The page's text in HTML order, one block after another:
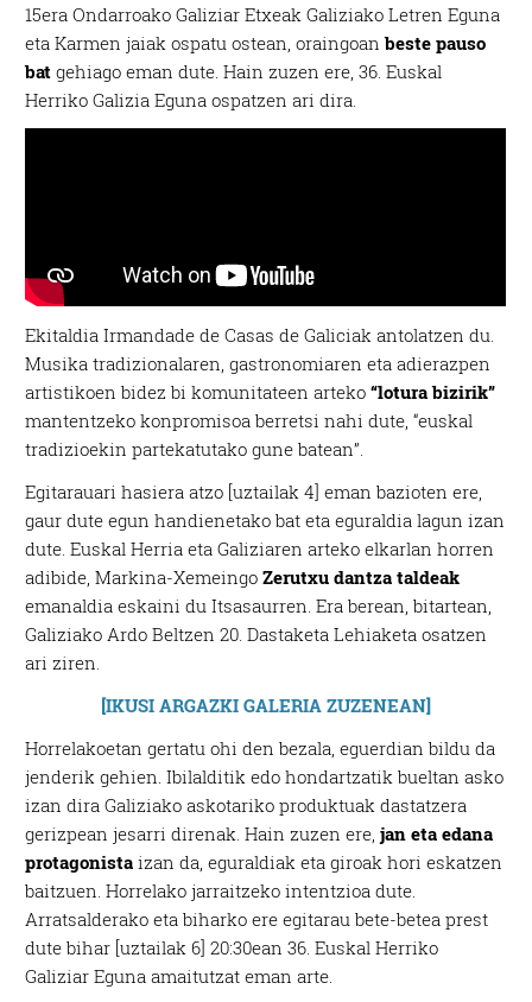
15era Ondarroako Galiziar Etxeak Galiziako Letren Eguna
eta Karmen jaiak ospatu ostean, oraingoan beste pauso
bat gehiago eman dute. Hain zuzen ere, 36. Euskal
Herriko Galizia Eguna ospatzen ari dira.
Ekitaldia Irmandade de Casas de Galiciak antolatzen du.
Musika tradizionalaren, gastronomiaren eta adierazpen
artistikoen bidez bi komunitateen arteko “lotura bizirik”
mantentzeko konpromisoa berretsi nahi dute, “euskal
tradizioekin partekatutako gune batean”.
Egitarauari hasiera atzo [uztailak 4] eman bazioten ere,
gaur dute egun handienetako bat eta eguraldia lagun izan
dute. Euskal Herria eta Galiziaren arteko elkarlan horren
adibide, Markina-XemeingoZerutxu dantza taldeak
emanaldia eskaini du Itsasaurren. Era berean, bitartean,
Galiziako Ardo Beltzen 20. Dastaketa Lehiaketa osatzen
ari ziren.
[IKUSI ARGAZKI GALERIA ZUZENEAN]
Horrelakoetan gertatu ohi den bezala, eguerdian bildu da
jenderik gehien. Ibilalditik edo hondartzatik bueltan asko
izan dira Galiziako askotariko produktuak dastatzera
gerizpean jesarri direnak. Hain zuzen ere, jan eta edana
protagonista izan da, eguraldiak eta giroak hori eskatzen
baitzuen. Horrelako jarraitzeko intentzioa dute.
Arratsalderako eta biharko ere egitarau bete-betea prest
dute bihar [uztailak 6] 20:30ean 36. Euskal Herriko
Galiziar Eguna amaitutzat eman arte.